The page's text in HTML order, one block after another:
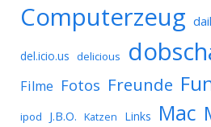
Computerzeug
del.icio.us delicious
Filme Fotos Freunde
ipod J.B.O. Katzen Links Mac